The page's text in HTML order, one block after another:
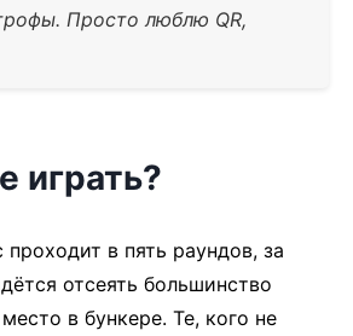
Просто люблю QR,
играть?
в пять раундов, за
отсеять большинство
в бункере. Те, кого не